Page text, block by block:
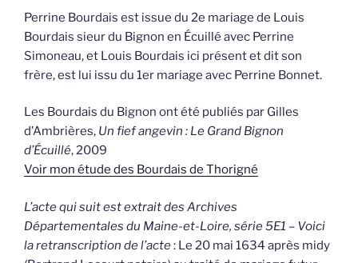
Perrine Bourdais est issue du 2e mariage de Louis
Bourdais sieur du Bignon en Écuillé avec Perrine
Simoneau, et Louis Bourdais ici présent et dit son
frère, est lui issu du 1er mariage avec Perrine Bonnet.
Les Bourdais du Bignon ont été publiés par Gilles
d’Ambrières, Un fief angevin : Le Grand Bignon
d’Écuillé, 2009
Voir mon étude des Bourdais de Thorigné
L’acte qui suit est extrait des Archives
Départementales du Maine-et-Loire, série 5E1 – Voici
la retranscription de l’acte: Le 20 mai 1634 après midy